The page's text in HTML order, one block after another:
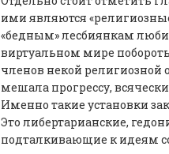
ими являются
«бедным» лесбиянкам
виртуальном мире
членов некой религиозной
мешала прогрессу,
Именно такие установки
Это либертарианские,
подталкивающие к идеям